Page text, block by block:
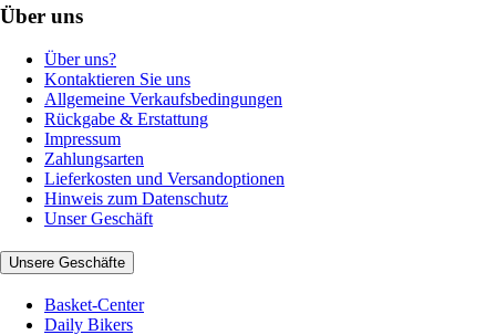
Über uns
Über uns?
Kontaktieren Sie uns
Allgemeine Verkaufsbedingungen
Rückgabe & Erstattung
Impressum
Zahlungsarten
Lieferkosten und Versandoptionen
Hinweis zum Datenschutz
Unser Geschäft
Unsere Geschäfte
Basket-Center
Daily Bikers